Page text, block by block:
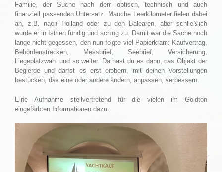
Familie, der Suche nach dem optisch, technisch und auch
finanziell passenden Untersatz. Manche Leerkilometer fielen dabei
an, z.B. nach Holland oder zu den Balearen, aber schließlich
wurde er in Istrien fündig und schlug zu. Damit war die Sache noch
lange nicht gegessen, den nun folgte viel Papierkram: Kaufvertrag,
Behördenstrecken, Messbrief, Seebrief, Versicherung,
Liegeplatzwahl und so weiter. Da hast du es dann, das Objekt der
Begierde und darfst es erst erobern, mit deinen Vorstellungen
bestücken, das eine oder andere ändern, anpassen, verbessern.
Eine Aufnahme stellvertretend für die vielen im Goldton
eingefärbten Informationen dazu: